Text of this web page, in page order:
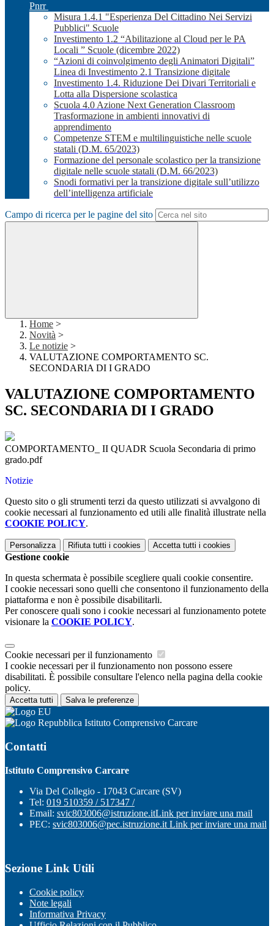
Pnrr
Misura 1.4.1 "Esperienza Del Cittadino Nei Servizi
Pubblici" Scuole
Investimento 1.2 “Abilitazione al Cloud per le PA
Locali ” Scuole (dicembre 2022)
“Azioni di coinvolgimento degli Animatori Digitali”
Linea di Investimento 2.1 Transizione digitale
Investimento 1.4. Riduzione Dei Divari Territoriali e
Lotta alla Dispersione scolastica
Scuola 4.0 Azione Next Generation Classroom
Trasformazione in ambienti innovativi di
apprendimento
Competenze STEM e multilinguistiche nelle scuole
statali (D.M. 65/2023)
Formazione del personale scolastico per la transizione
digitale nelle scuole statali (D.M. 66/2023)
Snodi formativi per la transizione digitale sull’utilizzo
dell’intelligenza artificiale
Campo di ricerca per le pagine del sito
Home >
Novità >
Le notizie >
VALUTAZIONE COMPORTAMENTO SC.
SECONDARIA DI I GRADO
VALUTAZIONE COMPORTAMENTO
SC. SECONDARIA DI I GRADO
COMPORTAMENTO_ II QUADR Scuola Secondaria di primo
grado.pdf
Notizie
Questo sito o gli strumenti terzi da questo utilizzati si avvalgono di
cookie necessari al funzionamento ed utili alle finalità illustrate nella
COOKIE POLICY.
Personalizza Rifiuta tutti i cookies Accetta tutti i cookies
Gestione cookie
In questa schermata è possibile scegliere quali cookie consentire.
I cookie necessari sono quelli che consentono il funzionamento della
piattaforma e non è possibile disabilitarli.
Per conoscere quali sono i cookie necessari al funzionamento potete
visionare la COOKIE POLICY.
Cookie necessari per il funzionamento
I cookie necessari per il funzionamento non possono essere
disabilitati. È possibile consultare l'elenco nella pagina della cookie
policy.
Accetta tutti Salva le preferenze
Istituto Comprensivo Carcare
Contatti
Istituto Comprensivo Carcare
Via Del Collegio - 17043 Carcare (SV)
Tel: 019 510359 / 517347 /
Email: svic803006@istruzione.itLink per inviare una mail
PEC: svic803006@pec.istruzione.it Link per inviare una mail
Sezione Link Utili
Cookie policy
Note legali
Informativa Privacy